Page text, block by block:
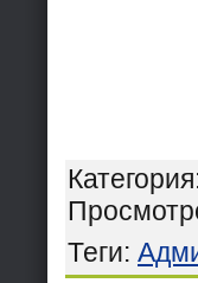
Категория
Теги: